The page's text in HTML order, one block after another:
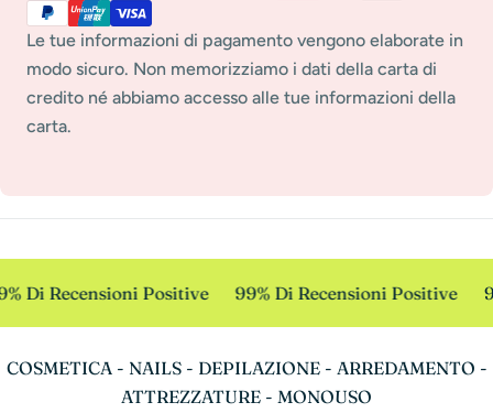
pagamento
Le tue informazioni di pagamento vengono elaborate in
modo sicuro. Non memorizziamo i dati della carta di
credito né abbiamo accesso alle tue informazioni della
carta.
Di Recensioni Positive 99% Di Recensioni Positive
COSMETICA - NAILS - DEPILAZIONE - ARREDAMENTO -
ATTREZZATURE - MONOUSO